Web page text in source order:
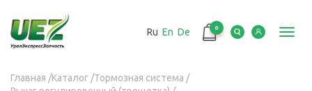
основному
содержанию
Ru En De 0
Вы
Главная /Каталог /Тормозная система /